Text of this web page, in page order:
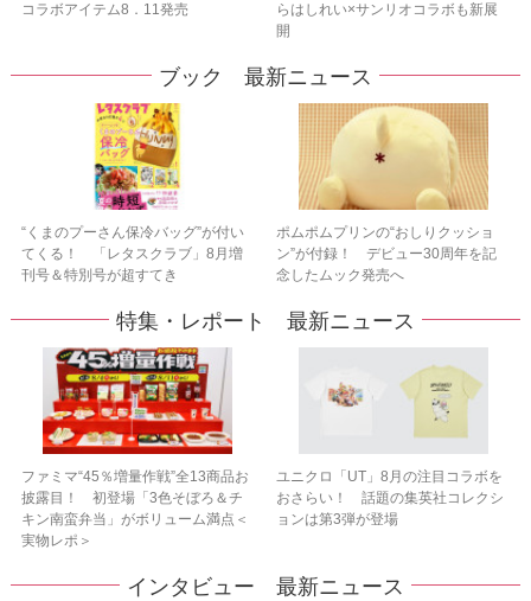
コラボアイテム8．11発売
らはしれい×サンリオコラボも新展
開
ブック 最新ニュース
“くまのプーさん保冷バッグ”が付い
てくる！ 「レタスクラブ」8月増
刊号＆特別号が超すてき
ポムポムプリンの“おしりクッショ
ン”が付録！ デビュー30周年を記
念したムック発売へ
特集・レポート 最新ニュース
ファミマ“45％増量作戦”全13商品お
披露目！ 初登場「3色そぼろ＆チ
キン南蛮弁当」がボリューム満点＜
実物レポ＞
ユニクロ「UT」8月の注目コラボを
おさらい！ 話題の集英社コレクシ
ョンは第3弾が登場
インタビュー 最新ニュース